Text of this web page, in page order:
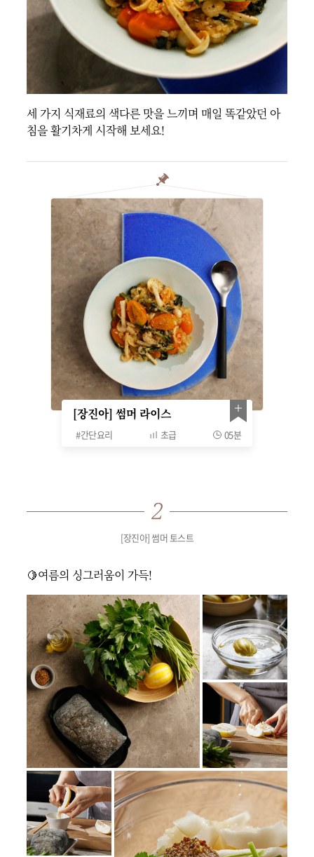
세 가지 식재료의 색다른 맛을 느끼며 매일 똑같았던 아
침을 활기차게 시작해 보세요!
[장진아] 썸머 라이스
#간단요리 초급 05분
[장진아] 썸머 토스트
🍋여름의 싱그러움이 가득!